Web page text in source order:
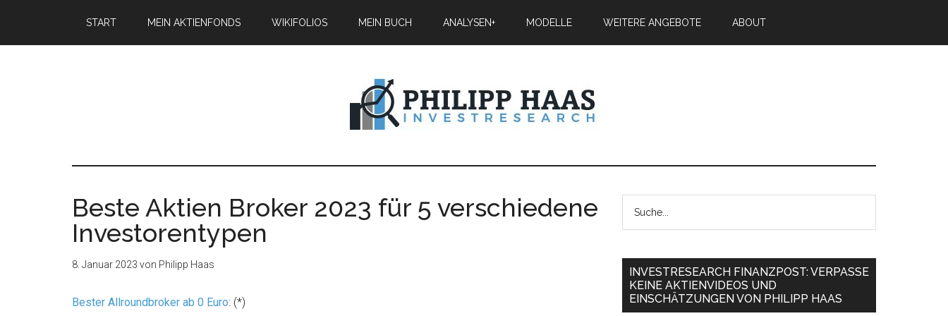
START MEIN AKTIENFONDS WIKIFOLIOS MEIN BUCH ANALYSEN+ MODELLE WEITERE ANGEBOTE ABOUT
Beste Aktien Broker 2023 für 5 verschiedene
Investorentypen
8. Januar 2023 von Philipp Haas
Bester Allroundbroker ab 0 Euro: (*)
INVESTRESEARCH FINANZPOST: VERPASSE
KEINE AKTIENVIDEOS UND
EINSCHÄTZUNGEN VON PHILIPP HAAS